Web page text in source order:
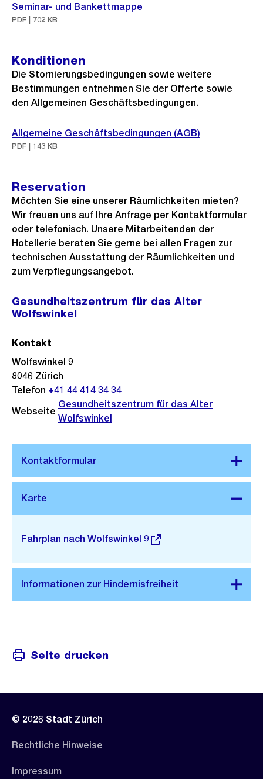
Seminar- und Bankettmappe
PDF | 702 KB
Konditionen
Die Stornierungsbedingungen sowie weitere
Bestimmungen entnehmen Sie der Offerte sowie
den Allgemeinen Geschäftsbedingungen.
Allgemeine Geschäftsbedingungen (AGB)
PDF | 143 KB
Reservation
Möchten Sie eine unserer Räumlichkeiten mieten?
Wir freuen uns auf Ihre Anfrage per Kontaktformular
oder telefonisch. Unsere Mitarbeitenden der
Hotellerie beraten Sie gerne bei allen Fragen zur
technischen Ausstattung der Räumlichkeiten und
zum Verpflegungsangebot.
Gesundheitszentrum für das Alter
Wolfswinkel
Stadtplan 3D
Externer
Fahrplan nach Wolfswinkel 9
Kontakt
Wolfswinkel 9
8046 Zürich
Telefon +41 44 414 34 34
Webseite
Gesundheitszentrum für das Alter
Wolfswinkel
Seite drucken
© 2026 Stadt Zürich
Rechtliche Hinweise
Impressum